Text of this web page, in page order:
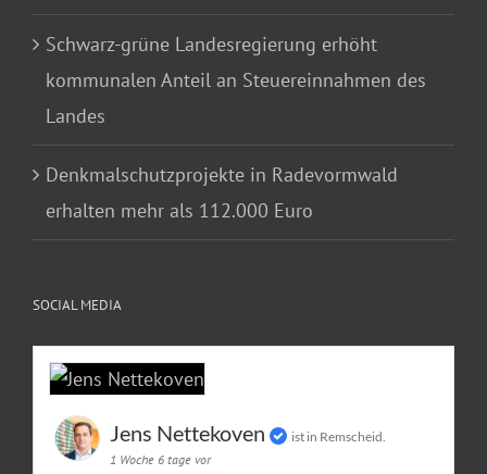
Schwarz-grüne Landesregierung erhöht
kommunalen Anteil an Steuereinnahmen des
Landes
Denkmalschutzprojekte in Radevormwald
erhalten mehr als 112.000 Euro
SOCIAL MEDIA
Jens Nettekoven
ist in Remscheid.
1 Woche 6 tage vor